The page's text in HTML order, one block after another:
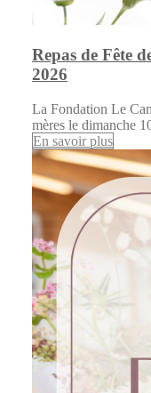
Repas de Fête
2026
La Fondation Le
mères le dimanche
En savoir plus